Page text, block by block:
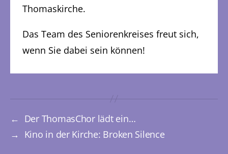
Thomaskirche.
Das Team des Seniorenkreises freut sich,
wenn Sie dabei sein können!
← Der ThomasChor lädt ein…
→
Kino in der Kirche: Broken Silence